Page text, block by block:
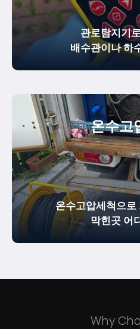
관로탐지기
배수관이나 하
온수고
온수고압세척으로
막힌곳 어
Why